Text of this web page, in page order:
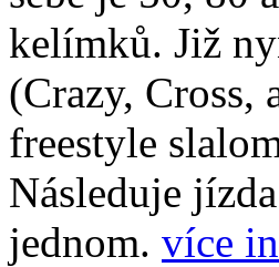
kelímků. Již
(Crazy, Cross,
freestyle
Následuje
jednom. více